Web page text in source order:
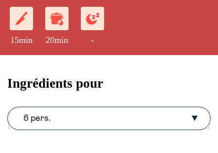
15min 20min -
Ingrédients pour
6 pers.